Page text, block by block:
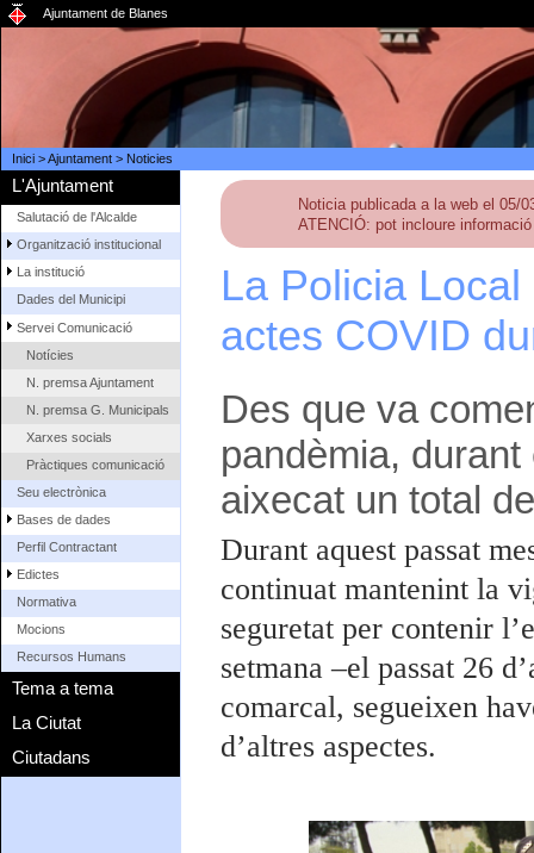
Ajuntament de Blanes
Inici>Ajuntament> Noticies
L'Ajuntament
Salutació de l'Alcalde
Organització institucional
La institució
Dades del Municipi
Servei Comunicació
Notícies
N. premsa Ajuntament
N. premsa G. Municipals
Xarxes socials
Pràctiques comunicació
Seu electrònica
Bases de dades
Perfil Contractant
Edictes
Normativa
Mocions
Recursos Humans
Tema a tema
La Ciutat
Ciutadans
Noticia publicada a la web el 05/
ATENCIÓ: pot incloure
La Policia
actes COVID
Des que va
pandèmia,
aixecat un total
Durant aquest passat
continuat mantenint la
seguretat per contenir
setmana –el passat 26
comarcal, segueixen
d’altres aspectes.